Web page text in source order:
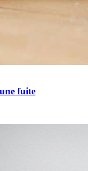
fuite